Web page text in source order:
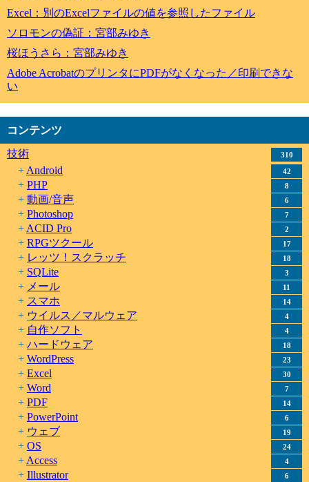
Excel：別のExcelファイルの値を参照したファイル
ソロモンの偽証：宮部みゆき
桜ほうさら：宮部みゆき
Adobe AcrobatのプリンタにPDFがなくなった／印刷できな
い
コンテンツ
技術
310
Android 42
PHP 8
動画/音声 6
Photoshop 7
ACID Pro 2
RPGツクール 17
レッツ！スクラッチ 18
SQLite 3
メール 11
スマホ 14
ウイルス／マルウェア 4
自作ソフト 4
ハードウェア 18
WordPress 23
Excel 30
Word 7
PDF 14
PowerPoint 6
ウェブ 19
OS 24
Access 4
Illustrator 6